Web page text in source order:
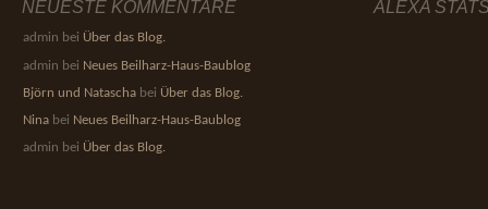
NEUESTE KOMMENTARE
admin bei Über das Blog.
admin bei Neues Beilharz-Haus-Baublog
Björn und Nataschabei Über das Blog.
Ninabei Neues Beilharz-Haus-Baublog
admin bei Über das Blog.
ALEXA